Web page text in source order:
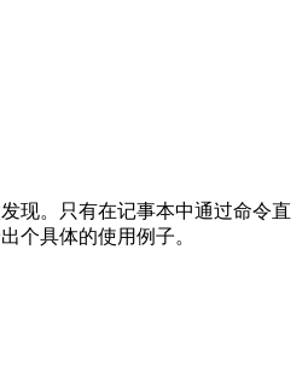
现。只有在记事本中通过命令直
个具体的使用例子。